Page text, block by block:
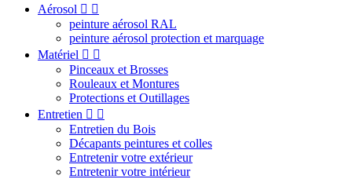
Aérosol  
peinture aérosol RAL
peinture aérosol protection et marquage
Matériel  
Pinceaux et Brosses
Rouleaux et Montures
Protections et Outillages
Entretien  
Entretien du Bois
Décapants peintures et colles
Entretenir votre extérieur
Entretenir votre intérieur